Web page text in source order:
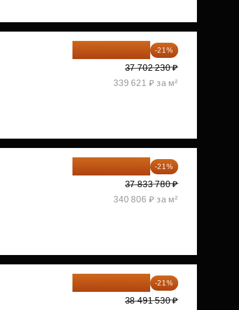
-21%
37 702 230 ₽
339 621 ₽ за м²
-21%
37 833 780 ₽
340 806 ₽ за м²
-21%
38 491 530 ₽